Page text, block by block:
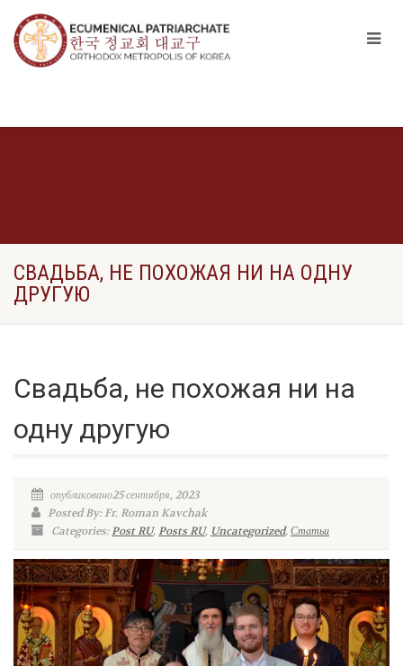
СВАДЬБА, НЕ ПОХОЖАЯ НИ НА ОДНУ
ДРУГУЮ
Свадьба, не похожая ни на
одну другую
опубликовано25 сентября, 2023
Posted By: Fr. Roman Kavchak
Categories:Post RU,Posts RU, Uncategorized,Статьи